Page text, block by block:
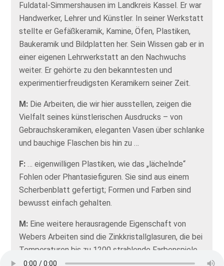
Fuldatal-Simmershausen im Landkreis Kassel. Er war
Handwerker, Lehrer und Künstler. In seiner Werkstatt
stellte er Gefäßkeramik, Kamine, Öfen, Plastiken,
Baukeramik und Bildplatten her. Sein Wissen gab er in
einer eigenen Lehrwerkstatt an den Nachwuchs
weiter. Er gehörte zu den bekanntesten und
experimentierfreudigsten Keramikern seiner Zeit.
M: Die Arbeiten, die wir hier ausstellen, zeigen die
Vielfalt seines künstlerischen Ausdrucks – von
Gebrauchskeramiken, eleganten Vasen über schlanke
und bauchige Flaschen bis hin zu …
F: … eigenwilligen Plastiken, wie das „lächelnde“
Fohlen oder Phantasiefiguren. Sie sind aus einem
Scherbenblatt gefertigt; Formen und Farben sind
bewusst einfach gehalten.
M: Eine weitere herausragende Eigenschaft von
Webers Arbeiten sind die Zinkkristallglasuren, die bei
Temperaturen bis zu 1200 strahlende Farbenspiele
erzeugen. Leuchtendes Beispiel sind die